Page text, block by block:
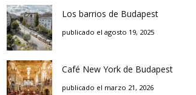
Los barrios de Budapest
publicado el agosto 19, 2025
Café New York de Budapest
publicado el marzo 21, 2026